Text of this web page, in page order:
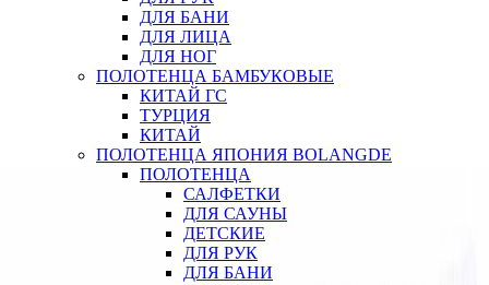
ДЛЯ БАНИ
ДЛЯ ЛИЦА
ДЛЯ НОГ
ПОЛОТЕНЦА БАМБУКОВЫЕ
КИТАЙ ГС
ТУРЦИЯ
КИТАЙ
ПОЛОТЕНЦА ЯПОНИЯ BOLANGDE
ПОЛОТЕНЦА
САЛФЕТКИ
ДЛЯ САУНЫ
ДЕТСКИЕ
ДЛЯ РУК
ДЛЯ БАНИ